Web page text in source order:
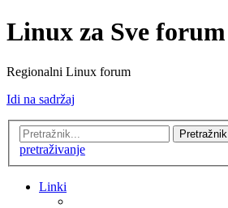
Linux za Sve forum
Regionalni Linux forum
Idi na sadržaj
Pretražnik
pretraživanje
Linki